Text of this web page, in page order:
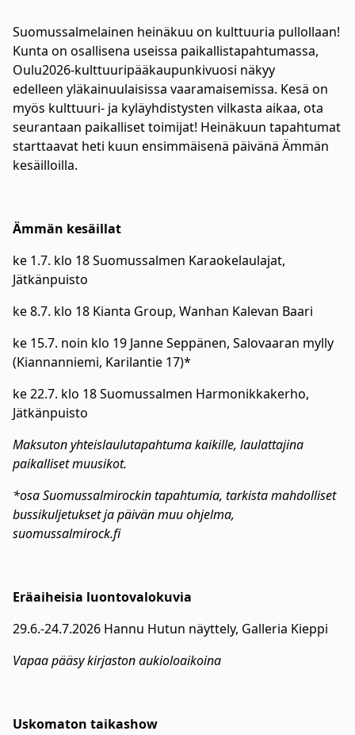
Suomussalmelainen heinäkuu on kulttuuria pullollaan!
Kunta on osallisena useissa paikallistapahtumassa,
Oulu2026-kulttuuripääkaupunkivuosi näkyy
edelleen yläkainuulaisissa vaaramaisemissa. Kesä on
myös kulttuuri- ja kyläyhdistysten vilkasta aikaa, ota
seurantaan paikalliset toimijat! Heinäkuun tapahtumat
starttaavat heti kuun ensimmäisenä päivänä Ämmän
kesäilloilla.
Ämmän kesäillat
ke 1.7. klo 18 Suomussalmen Karaokelaulajat,
Jätkänpuisto
ke 8.7. klo 18 Kianta Group, Wanhan Kalevan Baari
ke 15.7. noin klo 19 Janne Seppänen, Salovaaran mylly
(Kiannanniemi, Karilantie 17)*
ke 22.7. klo 18 Suomussalmen Harmonikkakerho,
Jätkänpuisto
Maksuton yhteislaulutapahtuma kaikille, laulattajina
paikalliset muusikot.
*osa Suomussalmirockin tapahtumia, tarkista mahdolliset
bussikuljetukset ja päivän muu ohjelma,
suomussalmirock.fi
Eräaiheisia luontovalokuvia
29.6.-24.7.2026 Hannu Hutun näyttely, Galleria Kieppi
Vapaa pääsy kirjaston aukioloaikoina
Uskomaton taikashow